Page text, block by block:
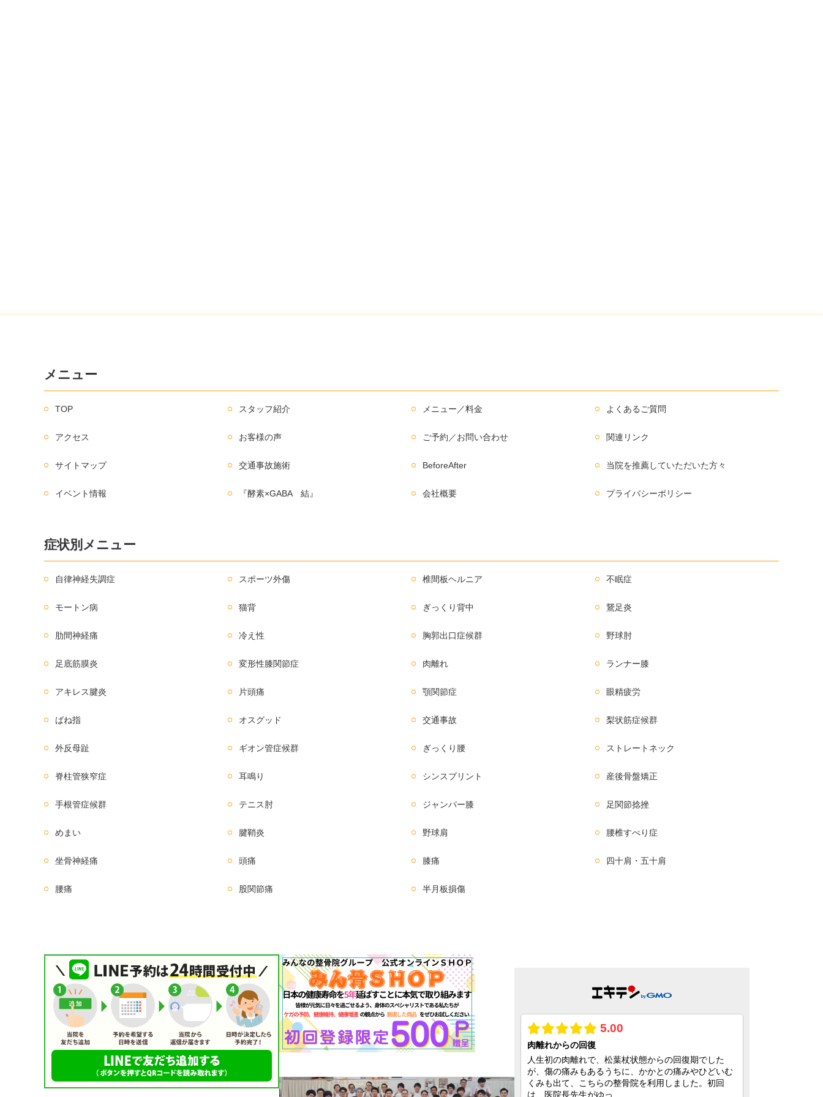
メニュー
TOP スタッフ紹介 メニュー／料金 よくあるご質問
アクセス お客様の声 ご予約／お問い合わせ 関連リンク
サイトマップ 交通事故施術 BeforeAfter 当院を推薦していただいた方々
イベント情報 『酵素×GABA 結』 会社概要 プライバシーポリシー
症状別メニュー
自律神経失調症 スポーツ外傷 椎間板ヘルニア 不眠症
モートン病 猫背 ぎっくり背中 鵞足炎
肋間神経痛 冷え性 胸郭出口症候群 野球肘
足底筋膜炎 変形性膝関節症 肉離れ ランナー膝
アキレス腱炎 片頭痛 顎関節症 眼精疲労
ばね指 オスグッド 交通事故 梨状筋症候群
外反母趾 ギオン管症候群 ぎっくり腰 ストレートネック
脊柱管狭窄症 耳鳴り シンスプリント 産後骨盤矯正
手根管症候群 テニス肘 ジャンパー膝 足関節捻挫
めまい 腱鞘炎 野球肩 腰椎すべり症
坐骨神経痛 頭痛 膝痛 四十肩・五十肩
腰痛 股関節痛 半月板損傷